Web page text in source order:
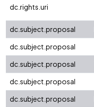
dc.rights.uri
dc.subject.proposal
dc.subject.proposal
dc.subject.proposal
dc.subject.proposal
dc.subject.proposal